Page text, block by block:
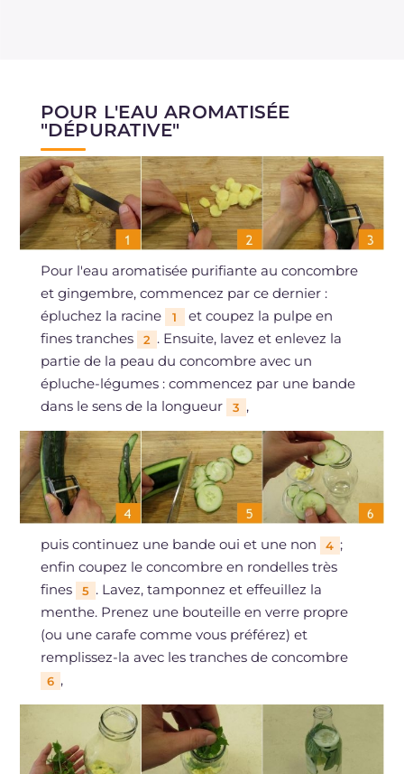
POUR L'EAU AROMATISÉE
"DÉPURATIVE"
Pour l'eau aromatisée purifiante au concombre
et gingembre, commencez par ce dernier :
épluchez la racine
1
et coupez la pulpe en
fines tranches
2 . Ensuite, lavez et enlevez la
partie de la peau du concombre avec un
épluche-légumes : commencez par une bande
dans le sens de la longueur
3 ,
puis continuez une bande oui et une non 4 ;
enfin coupez le concombre en rondelles très
fines
5 . Lavez, tamponnez et effeuillez la
menthe. Prenez une bouteille en verre propre
(ou une carafe comme vous préférez) et
remplissez-la avec les tranches de concombre
6 ,